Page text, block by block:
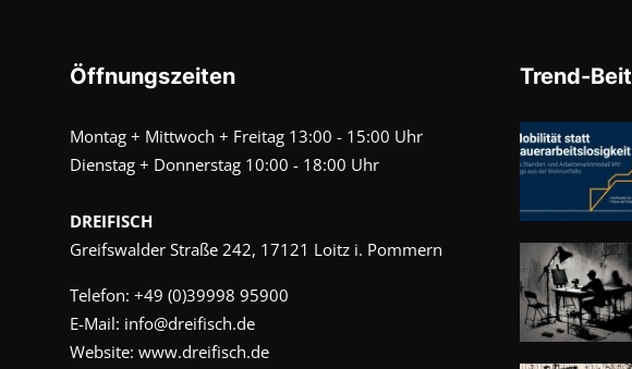
Öffnungszeiten
Montag + Mittwoch + Freitag 13:00 - 15:00 Uhr
Dienstag + Donnerstag 10:00 - 18:00 Uhr
DREIFISCH
Greifswalder Straße 242, 17121 Loitz i. Pommern
Telefon: +49 (0)39998 95900
E-Mail: info@dreifisch.de
Website: www.dreifisch.de
Trend-